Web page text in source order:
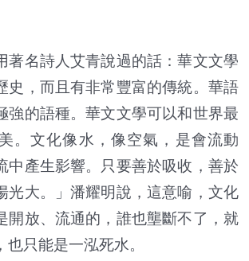
名詩人艾青說過的話：華文文學
史，而且有非常豐富的傳統。華語
強的語種。華文文學可以和世界最
。文化像水，像空氣，是會流動
中產生影響。只要善於吸收，善於
光大。」潘耀明說，這意喻，文化
開放、流通的，誰也壟斷不了，就
只能是一泓死水。